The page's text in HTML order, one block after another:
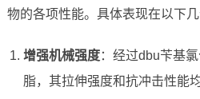
物的各项性能。具体表现在以下几
增强机械强度：经过dbu苄基
脂，其拉伸强度和抗冲击性能